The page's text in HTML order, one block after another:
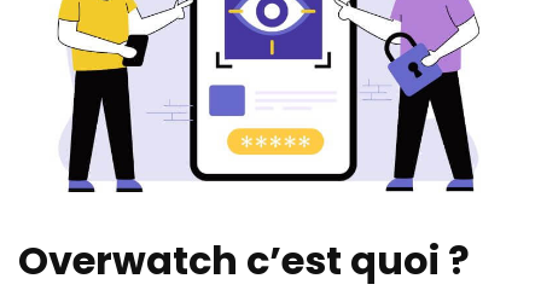
Overwatch c’est quoi ?